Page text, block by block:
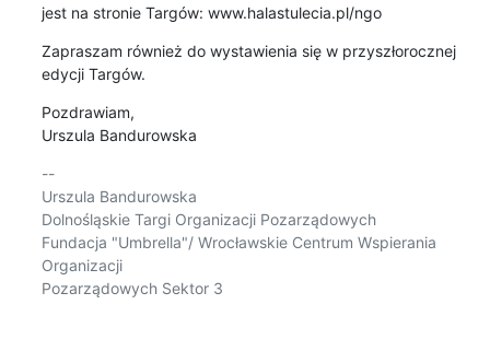
jest na stronie Targów: www.halastulecia.pl/ngo
Zapraszam również do wystawienia się w przyszłorocznej
edycji Targów.
Pozdrawiam,
Urszula Bandurowska
--
Urszula Bandurowska
Dolnośląskie Targi Organizacji Pozarządowych
Fundacja "Umbrella"/ Wrocławskie Centrum Wspierania
Organizacji
Pozarządowych Sektor 3